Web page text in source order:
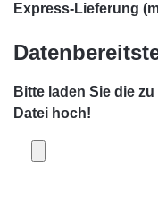
Express-Lieferung
Bitte laden Sie die
Datei hoch!